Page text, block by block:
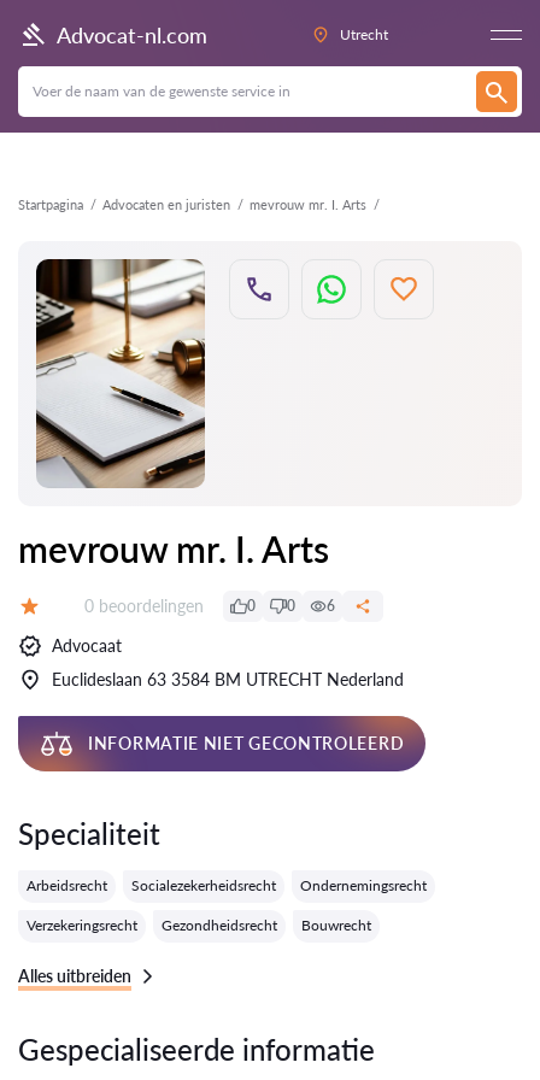
Advocat-nl.com Utrecht
Startpagina Advocaten en juristen mevrouw mr. I. Arts
Terug
mevrouw mr. I. Arts
Getuigenissen:
0 beoordelingen 0 0 6
Advocaat
Euclideslaan 63 3584 BM UTRECHT Nederland
INFORMATIE NIET GECONTROLEERD
Specialiteit
Arbeidsrecht Socialezekerheidsrecht Ondernemingsrecht
Verzekeringsrecht Gezondheidsrecht Bouwrecht
Alles uitbreiden
Gespecialiseerde informatie